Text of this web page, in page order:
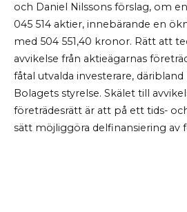
och Daniel Nilssons förslag, om
045 514 aktier, innebärande en
med 504 551,40 kronor. Rätt att
avvikelse från aktieägarnas
fåtal utvalda investerare,
Bolagets styrelse. Skälet till
företrädesrätt är att på ett tids-
sätt möjliggöra delfinansiering av